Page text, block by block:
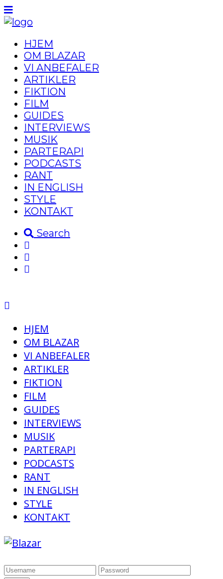
HJEM
OM BLAZAR
VI ANBEFALER
ARTIKLER
FIKTION
FILM
GUIDES
INTERVIEWS
MUSIK
PARTERAPI
PODCASTS
RANT
IN ENGLISH
STYLE
KONTAKT
Search
HJEM
OM BLAZAR
VI ANBEFALER
ARTIKLER
FIKTION
FILM
GUIDES
INTERVIEWS
MUSIK
PARTERAPI
PODCASTS
RANT
IN ENGLISH
STYLE
KONTAKT